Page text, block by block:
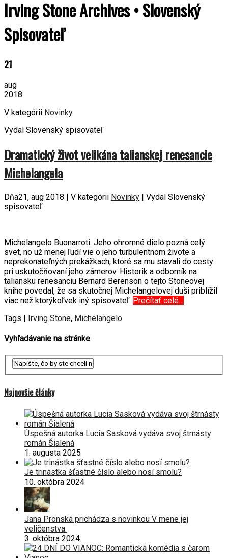
Irving Stone Archives • Slovenský
Spisovateľ
21
aug
2018
V kategórii Novinky
Vydal Slovenský spisovateľ
Dramatický život velikána talianskej renesancie
Michelangela
Dňa21, aug 2018 | V kategórii Novinky | Vydal Slovenský
spisovateľ
Michelangelo Buonarroti. Jeho ohromné dielo pozná celý
svet, no už menej ľudí vie o jeho turbulentnom živote a
neprekonateľných prekážkach, ktoré sa mu stavali do cesty
pri uskutočňovaní jeho zámerov. Historik a odborník na
taliansku renesanciu Bernard Berenson o tejto Stoneovej
knihe povedal, že sa skutočnej Michelangelovej duši priblížil
viac než ktorýkoľvek iný spisovateľ. Prečítať celé…
Tags |
Irving Stone, Michelangelo
Vyhľadávanie na stránke
Najnovšie články
Úspešná autorka Lucia Sasková vydáva svoj štrnásty
román Šialená
1. augusta 2025
Je trinástka šťastné číslo alebo nosí smolu?
10. októbra 2024
Jana Pronská prichádza s novinkou V mene jej
veličenstva.
3. októbra 2024